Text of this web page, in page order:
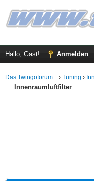
Hallo, Gast! Anmelden
Das Twingoforum... › Tuning ›
Innenraumluftfilter